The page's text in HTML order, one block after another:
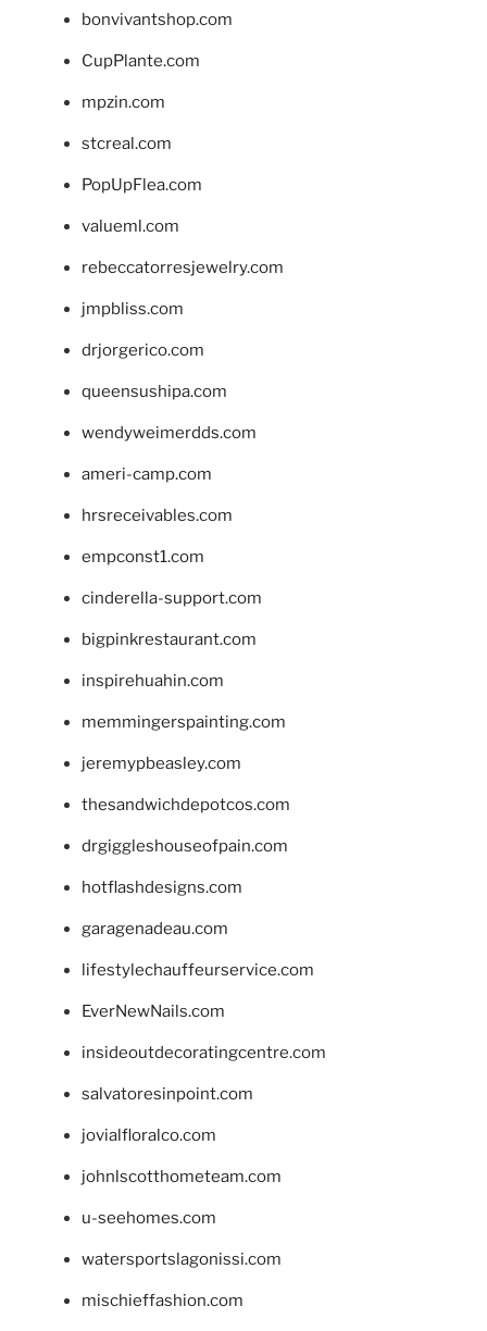
bonvivantshop.com
CupPlante.com
mpzin.com
stcreal.com
PopUpFlea.com
valueml.com
rebeccatorresjewelry.com
jmpbliss.com
drjorgerico.com
queensushipa.com
wendyweimerdds.com
ameri-camp.com
hrsreceivables.com
empconst1.com
cinderella-support.com
bigpinkrestaurant.com
inspirehuahin.com
memmingerspainting.com
jeremypbeasley.com
thesandwichdepotcos.com
drgiggleshouseofpain.com
hotflashdesigns.com
garagenadeau.com
lifestylechauffeurservice.com
EverNewNails.com
insideoutdecoratingcentre.com
salvatoresinpoint.com
jovialfloralco.com
johnlscotthometeam.com
u-seehomes.com
watersportslagonissi.com
mischieffashion.com